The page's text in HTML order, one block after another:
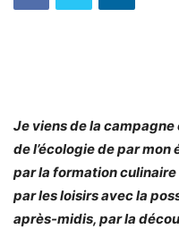
Je viens de la campagne
de l’écologie de par
par la formation culinaire
par les loisirs avec la
après-midis, par la